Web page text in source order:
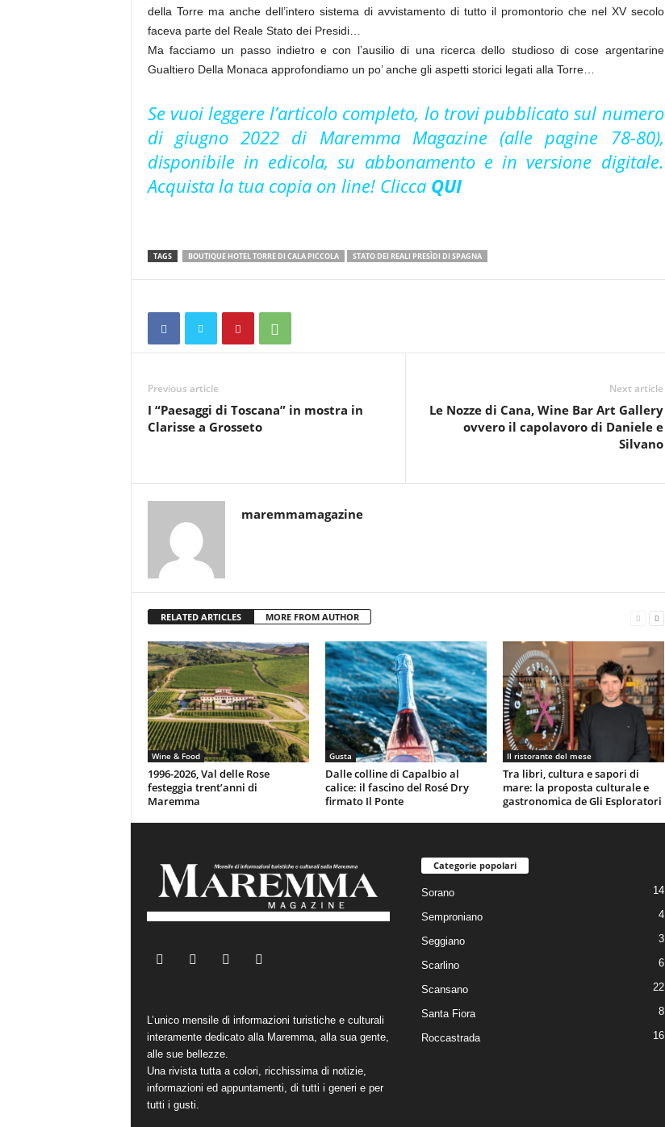
della Torre ma anche dell’intero sistema di avvistamento di tutto il promontorio che nel XV secolo
faceva parte del Reale Stato dei Presidi…
Ma facciamo un passo indietro e con l’ausilio di una ricerca dello studioso di cose argentarine
Gualtiero Della Monaca approfondiamo un po’ anche gli aspetti storici legati alla Torre…
Se vuoi leggere l’articolo completo, lo trovi pubblicato sul numero
di giugno 2022 di Maremma Magazine (alle pagine 78-80),
disponibile in edicola, su abbonamento e in versione digitale.
Acquista la tua copia on line! Clicca QUI
TAGS BOUTIQUE HOTEL TORRE DI CALA PICCOLA STATO DEI REALI PRESÌDI DI SPAGNA
Previous article
I “Paesaggi di Toscana” in mostra in
Clarisse a Grosseto
Next article
Le Nozze di Cana, Wine Bar Art Gallery
ovvero il capolavoro di Daniele e
Silvano
maremmamagazine
RELATED ARTICLES MORE FROM AUTHOR
Wine & Food
1996-2026, Val delle Rose
festeggia trent’anni di
Maremma
Gusta
Dalle colline di Capalbio al
calice: il fascino del Rosé Dry
firmato Il Ponte
Il ristorante del mese
Tra libri, cultura e sapori di
mare: la proposta culturale e
gastronomica de Gli Esploratori
L’unico mensile di informazioni turistiche e culturali
interamente dedicato alla Maremma, alla sua gente,
alle sue bellezze.
Una rivista tutta a colori, ricchissima di notizie,
informazioni ed appuntamenti, di tutti i generi e per
tutti i gusti.
Categorie popolari
Sorano 14
Semproniano 4
Seggiano 3
Scarlino 6
Scansano 22
Santa Fiora 8
Roccastrada 16